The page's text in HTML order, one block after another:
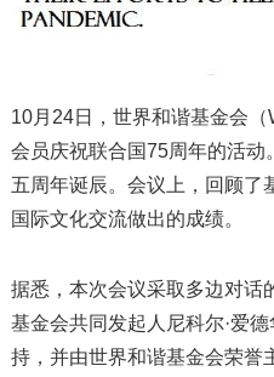
10月24日，世界和谐基金会
会员庆祝联合国75周年的活
五周年诞辰。会议上，回顾了
国际文化交流做出的成绩。
据悉，本次会议采取多边对话
基金会共同发起人尼科尔·爱
持，并由世界和谐基金会荣誉